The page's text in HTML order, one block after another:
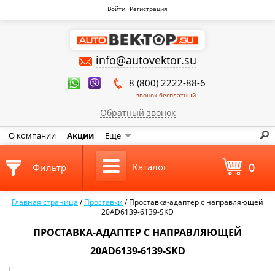
Войти Регистрация
info@autovektor.su
8 (800) 2222-88-6
звонок бесплатный
Обратный звонок
О компании Акции Еще
Главная страница /Проставки /Проставка-адаптер с направляющей
20AD6139-6139-SKD
ПРОСТАВКА-АДАПТЕР С НАПРАВЛЯЮЩЕЙ
20AD6139-6139-SKD
Фильтр Каталог 0